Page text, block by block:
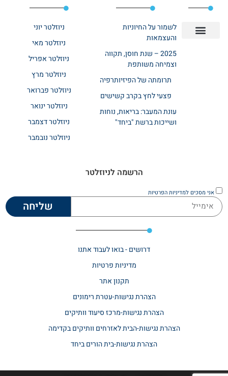
לשמור על החיוניות
והעצמאות
2025 – שנת חוסן, תקווה
וצמיחה משותפת
תרומתה של הפיזיותרפיה
פצעי לחץ בקרב קשישים
עונת המעבר: בריאות, נוחות
ושייכות ברשת "ביחד"
ניוזלטר יוני
ניוזלטר מאי
ניוזלטר אפריל
ניוזלטר מרץ
ניוזלטר פברואר
ניוזלטר ינואר
ניוזלטר דצמבר
ניוזלטר נובמבר
הרשמה לניוזלטר
אני מסכים למדיניות הפרטיות
שליחה
דרושים - בואו לעבוד אתנו
מדיניות פרטיות
תקנון אתר​
הצהרת נגישות-עטרת רימונים
הצהרת נגישות-מרכז סיעוד וותיקים
הצהרת נגישות-הבית לאזרחים וותיקים בקדימה
הצהרת נגישות-בית הורים ביחד